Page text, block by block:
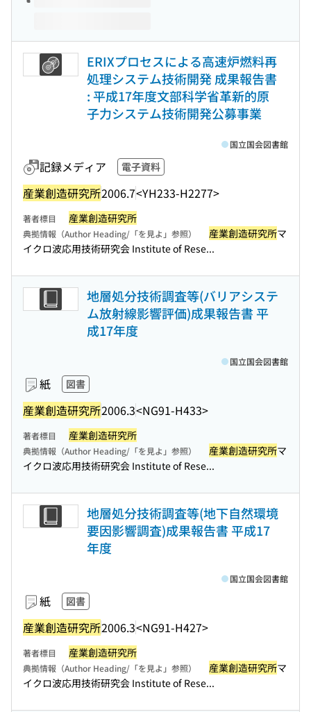
ERIXプロセスによる高速炉燃料再
処理システム技術開発 成果報告書
: 平成17年度文部科学省革新的原
子力システム技術開発公募事業
記録メディア 電子資料
産業創造研究所2006.7<YH233-H2277>
国立国会図書館
著者標目 産業創造研究所
典拠情報（Author Heading/「を見よ」参照） 産業創造研究所マ
イクロ波応用技術研究会 Institute of Rese...
地層処分技術調査等(バリアシステ
ム放射線影響評価)成果報告書 平
成17年度
紙 図書
産業創造研究所2006.3<NG91-H433>
国立国会図書館
著者標目 産業創造研究所
典拠情報（Author Heading/「を見よ」参照） 産業創造研究所マ
イクロ波応用技術研究会 Institute of Rese...
地層処分技術調査等(地下自然環境
要因影響調査)成果報告書 平成17
年度
紙 図書
産業創造研究所2006.3<NG91-H427>
国立国会図書館
著者標目 産業創造研究所
典拠情報（Author Heading/「を見よ」参照） 産業創造研究所マ
イクロ波応用技術研究会 Institute of Rese...